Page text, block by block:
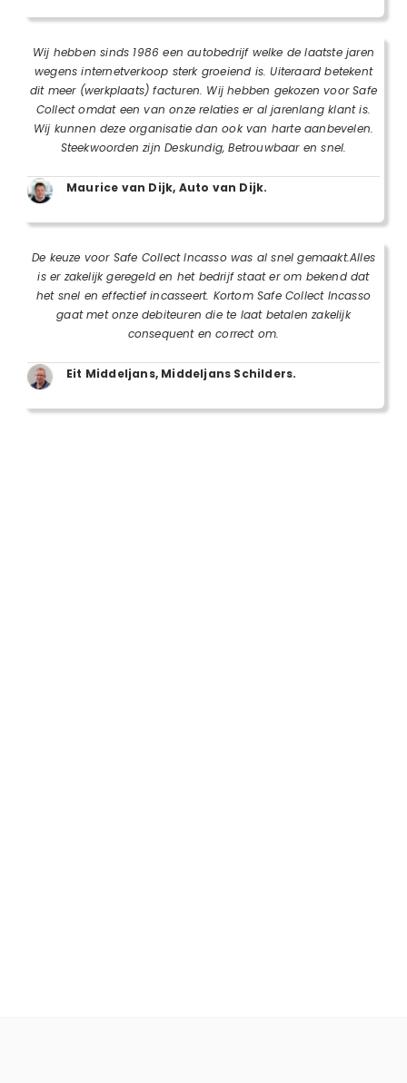
Wij hebben sinds 1986 een autobedrijf welke de laatste jaren
wegens internetverkoop sterk groeiend is. Uiteraard betekent
dit meer (werkplaats) facturen. Wij hebben gekozen voor Safe
Collect omdat een van onze relaties er al jarenlang klant is.
Wij kunnen deze organisatie dan ook van harte aanbevelen.
Steekwoorden zijn Deskundig, Betrouwbaar en snel.
Maurice van Dijk, Auto van Dijk.
De keuze voor Safe Collect Incasso was al snel gemaakt.Alles
is er zakelijk geregeld en het bedrijf staat er om bekend dat
het snel en effectief incasseert. Kortom Safe Collect Incasso
gaat met onze debiteuren die te laat betalen zakelijk
consequent en correct om.
Eit Middeljans, Middeljans Schilders.